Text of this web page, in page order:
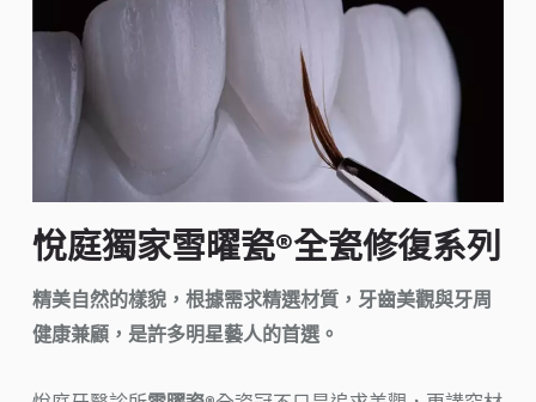
悅庭獨家雪曜瓷®全瓷修復系列
精美自然的樣貌，根據需求精選材質，牙齒美觀與牙周
健康兼顧，是許多明星藝人的首選。